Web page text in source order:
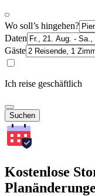
Wo soll’s hingehen?
Daten
Gäste
Ich reise geschäftlich
Suchen
Kostenlose